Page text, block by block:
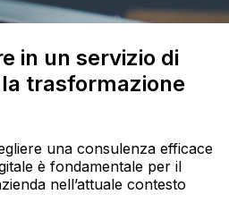
in un servizio di
trasformazione
una consulenza efficace
è fondamentale per il
nell’attuale contesto